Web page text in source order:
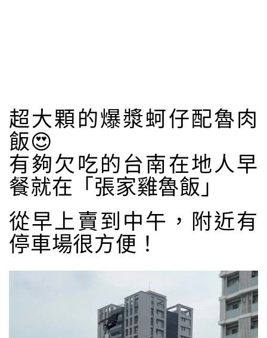
超大顆的爆漿蚵仔配魯肉
飯😍
有夠欠吃的台南在地人早
餐就在「張家雞魯飯」
從早上賣到中午，附近有
停車場很方便！